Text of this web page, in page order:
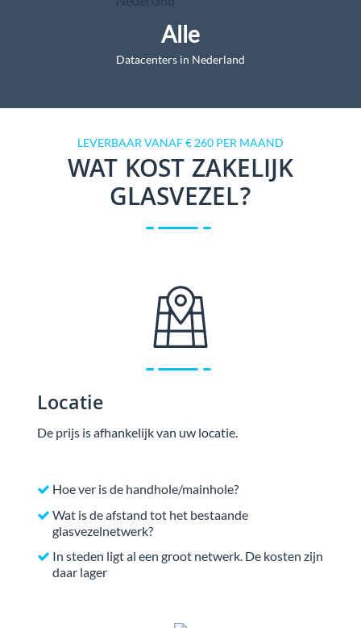
Alle
Datacenters in Nederland
LEVERBAAR VANAF € 260 PER MAAND
WAT KOST ZAKELIJK
GLASVEZEL?
Locatie
De prijs is afhankelijk van uw locatie.
Hoe ver is de handhole/mainhole?
Wat is de afstand tot het bestaande
glasvezelnetwerk?
In steden ligt al een groot netwerk. De kosten zijn
daar lager